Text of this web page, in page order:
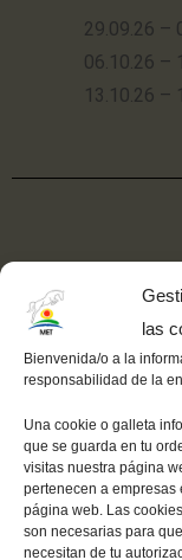
las
Bienvenida/o a la
responsabilidad de la
Una cookie o galleta
que se guarda en tu
visitas nuestra página
pertenecen a empresas
página web. Las
son necesarias para
necesitan de tu
29.09.26 –
06.10.26 –
13.10.26 –
27.10.26
03.11.26 –
10.11.26 –